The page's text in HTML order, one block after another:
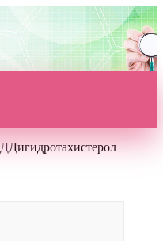
ДДигидротахистерол